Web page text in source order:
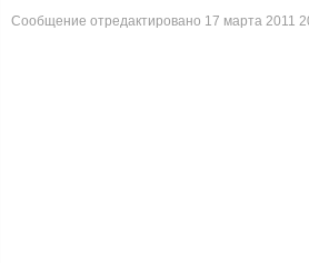
Сообщение отредактировано 17 марта 2011